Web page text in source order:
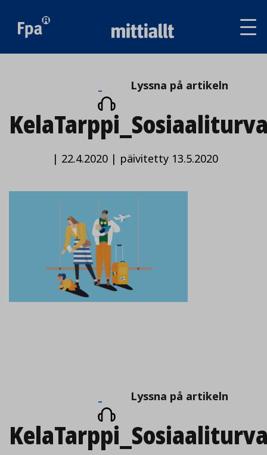
Lyssna
på
artikeln
Lyssna på artikeln
| 22.4.2020| päivitetty 13.5.2020
Lyssna
på
artikeln
Lyssna på artikeln